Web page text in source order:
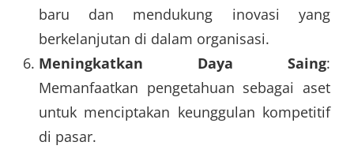
baru dan mendukung inovasi yang
berkelanjutan di dalam organisasi.
Meningkatkan Daya Saing:
Memanfaatkan pengetahuan sebagai aset
untuk menciptakan keunggulan kompetitif
di pasar.